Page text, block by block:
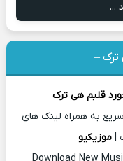
...
ترک –
قلبم هی ترک
به همراه لینک های
| موزیکیو